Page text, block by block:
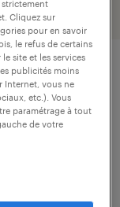
strictement
Cliquez sur
pour en savoir
le refus de certains
site et les services
publicités moins
Internet, vous ne
etc.). Vous
paramétrage à tout
de votre